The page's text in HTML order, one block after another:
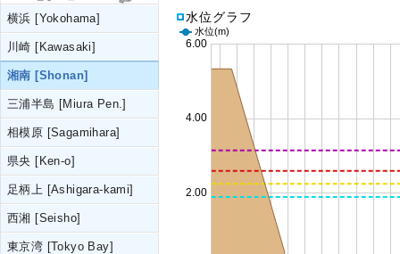
横浜 [Yokohama]
川崎 [Kawasaki]
湘南 [Shonan]
三浦半島 [Miura Pen.]
相模原 [Sagamihara]
県央 [Ken-o]
足柄上 [Ashigara-kami]
西湘 [Seisho]
東京湾 [Tokyo Bay]
水位グラフ
水位(m)